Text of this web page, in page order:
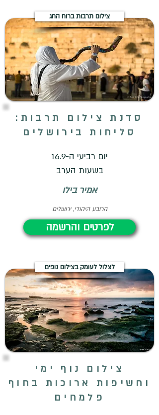
צילום תרבות ברוח החג
סדנת צילום תרבות:
סליחות בירושלים
יום רביעי ה-16.9
בשעות הערב
אמיר בילו
הרובע היהודי, ירושלים
לפרטים והרשמה
לצלול לעומק בצילום נופים
צילום נוף ימי
וחשיפות ארוכות בחוף
פלמחים